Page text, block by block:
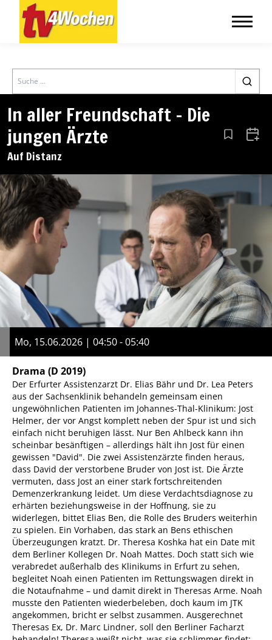
Search
In aller Freundschaft – Die
jungen Ärzte
Auf Distanz
Aus den
Mo, 15.06.2026 | 04:50 - 05:40
Drama (D 2019)
Der Erfurter Assistenzarzt Dr. Elias Bähr und Dr. Lea Peters
aus der Sachsenklinik behandeln gemeinsam einen
ungewöhnlichen Patienten im Johannes-Thal-Klinikum: Jost
Helmer, der vor Angst komplett neben der Spur ist und sich
einfach nicht beruhigen lässt. Nur Ben Ahlbeck kann ihn
scheinbar besänftigen – allerdings hält ihn Jost für einen
gewissen "David". Die zwei Assistenzärzte finden heraus,
dass David der verstorbene Bruder von Jost ist. Die Ärzte
vermuten, dass Jost an einer stark fortschreitenden
Demenzerkrankung leidet. Um diese Verdachtsdiagnose zu
erhärten beziehungsweise in der Hoffnung, sie zu
widerlegen, bittet Elias Ben, die Rolle des Bruders weiterhin
zu spielen. Ein Vorhaben, das stark an Bens ethischen
Überzeugungen kratzt. Dr. Theresa Koshka hat ein Date mit
dem Berliner Kollegen Dr. Noah Mattes. Doch statt sich wie
verabredet außerhalb des Klinikums in Erfurt zu sehen,
begleitet Noah einen Patienten im Rettungswagen direkt in
die Notaufnahme – und damit direkt in Theresas Arme. Noah
musste den Patienten wiederbeleben, doch kaum im JTK
angekommen, bricht er selbst zusammen. Ausgerechnet
Theresas Ex, Dr. Marc Lindner, soll den Berliner Facharzt